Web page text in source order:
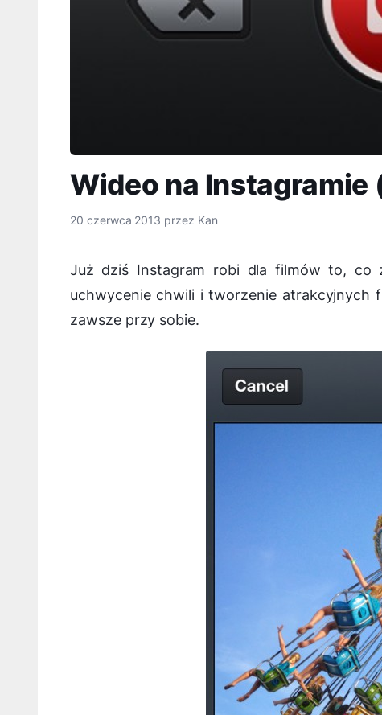
Wideo na Instagramie
20 czerwca 2013 przez Kan
Już dziś Instagram robi dla filmów to, co
uchwycenie chwili i tworzenie atrakcyjnych
zawsze przy sobie.